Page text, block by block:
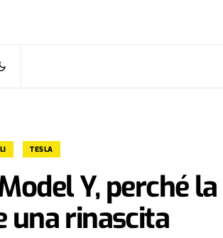
TESLA
Y, perché
una rinascita